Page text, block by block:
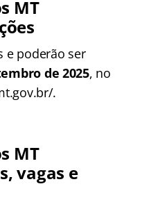
MT
e poderão ser
de 2025, no
.
MT
vagas e